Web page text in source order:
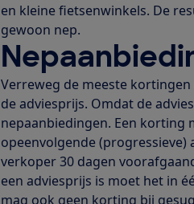
en kleine fietsenwinkels. De
gewoon nep.
Verreweg de meeste
de adviesprijs. Omdat de
nepaanbiedingen. Een korting
opeenvolgende (progressieve)
verkoper 30 dagen
een adviesprijs is moet het in
mag ook geen korting bij